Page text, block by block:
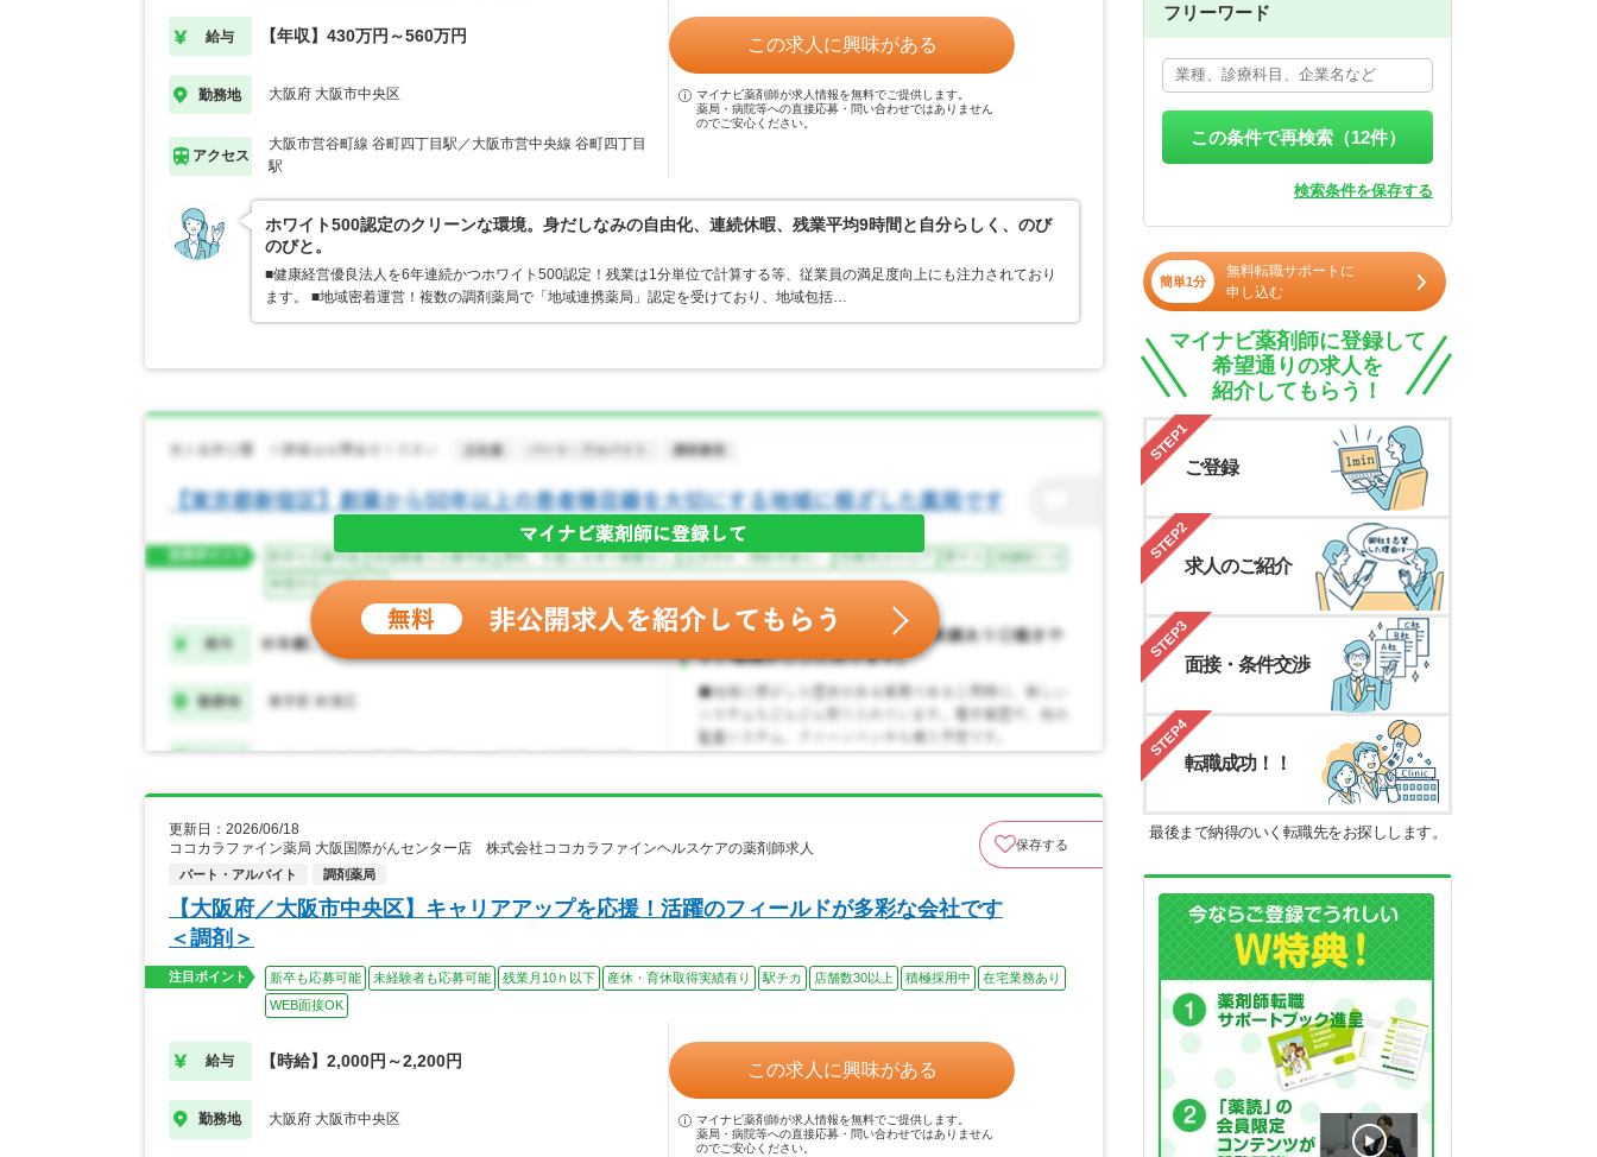
給与 【年収】430万円～560万円
勤務地 大阪府 大阪市中央区
アクセス
大阪市営谷町線 谷町四丁目駅／大阪市営中央線 谷町四丁目
駅
この求人に興味がある
マイナビ薬剤師が求人情報を無料でご提供します。
薬局・病院等への直接応募・問い合わせではありません
のでご安心ください。
ホワイト500認定のクリーンな環境。身だしなみの自由化、連続休暇、残業平均9時間と自分らしく、のび
のびと。
■健康経営優良法人を6年連続かつホワイト500認定！残業は1分単位で計算する等、従業員の満足度向上にも注力されており
ます。 ■地域密着運営！複数の調剤薬局で「地域連携薬局」認定を受けており、地域包括…
更新日：2026/06/18
ココカラファイン薬局 大阪国際がんセンター店 株式会社ココカラファインヘルスケアの薬剤師求人
パート・アルバイト 調剤薬局
保存する
【大阪府／大阪市中央区】キャリアアップを応援！活躍のフィールドが多彩な会社です
＜調剤＞
注目ポイント 新卒も応募可能 未経験者も応募可能 残業月10ｈ以下 産休・育休取得実績有り 駅チカ 店舗数30以上 積極採用中
在宅業務あり
WEB面接OK
給与 【時給】2,000円～2,200円
勤務地 大阪府 大阪市中央区
この求人に興味がある
マイナビ薬剤師が求人情報を無料でご提供します。
薬局・病院等への直接応募・問い合わせではありません
のでご安心ください。
フリーワード
この条件で再検索（12件）
検索条件を保存する
簡単1分
無料転職サポートに
申し込む
マイナビ薬剤師に登録して
希望通りの求人を
紹介してもらう！
STEP1
ご登録
STEP2
求人のご紹介
STEP3
面接・条件交渉
STEP4
転職成功！！
最後まで納得のいく転職先をお探しします。